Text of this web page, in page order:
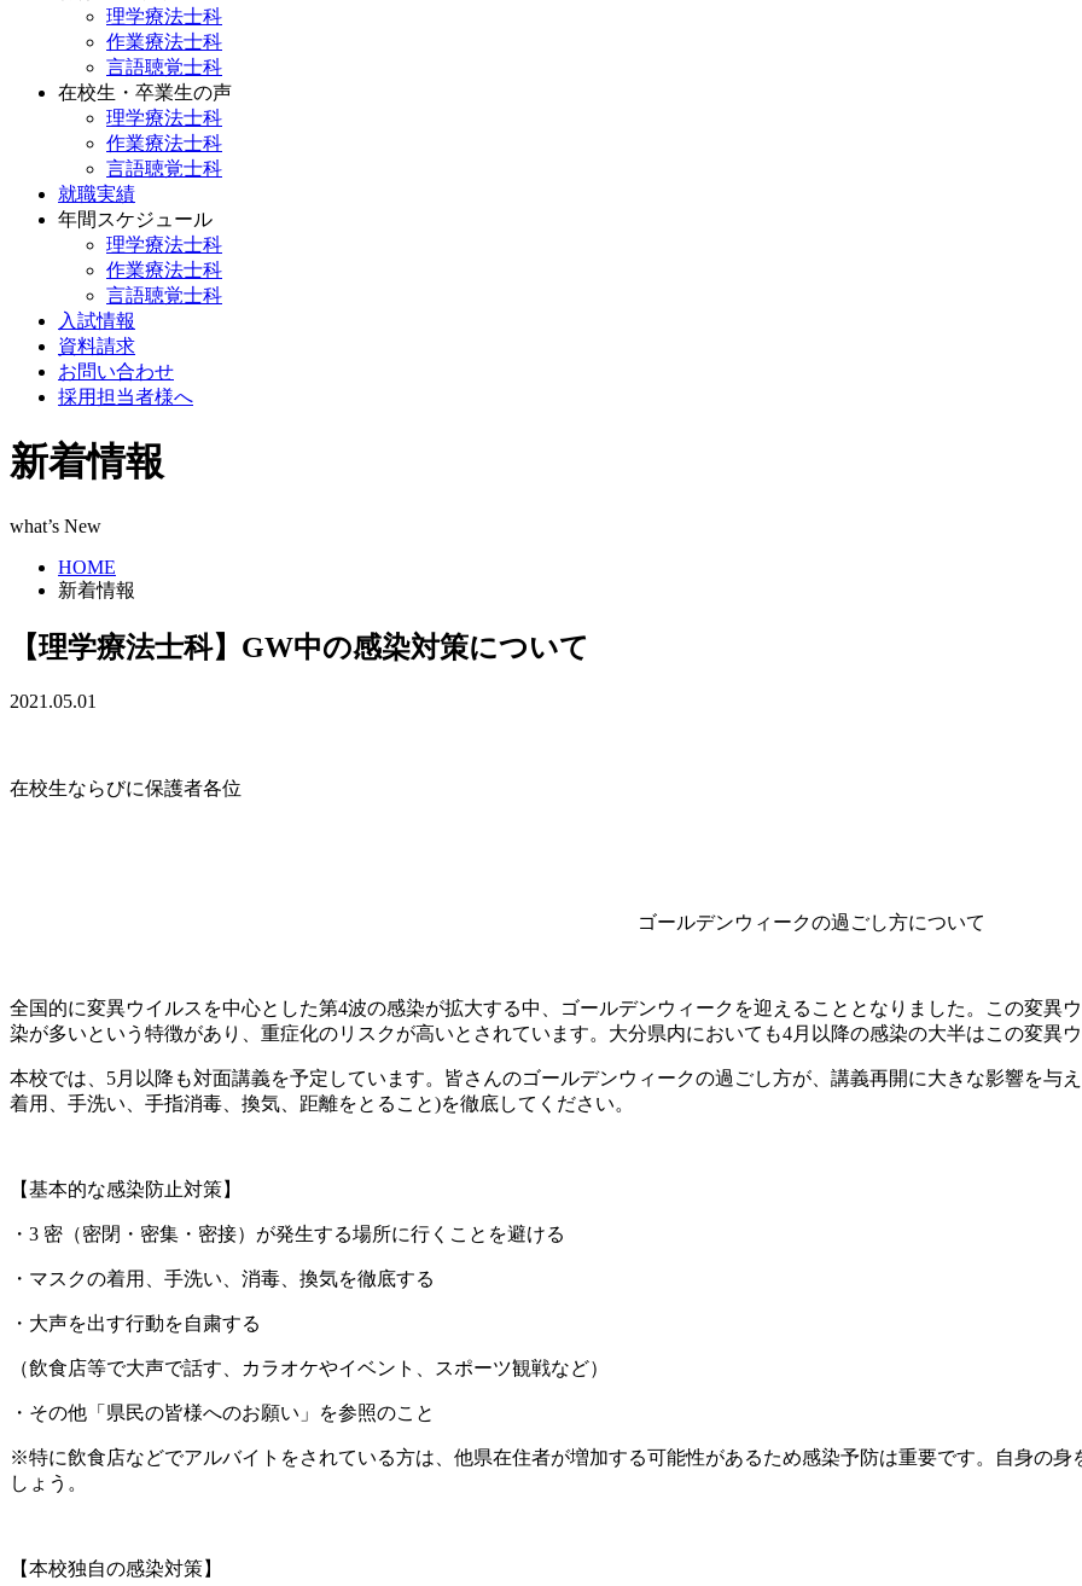
理学療法士科
作業療法士科
言語聴覚士科
在校生・卒業生の声
理学療法士科
作業療法士科
言語聴覚士科
就職実績
年間スケジュール
理学療法士科
作業療法士科
言語聴覚士科
入試情報
資料請求
お問い合わせ
採用担当者様へ
新着情報
what’s New
HOME
新着情報
【理学療法士科】GW中の感染対策について
2021.05.01
在校生ならびに保護者各位
ゴールデンウィークの過ごし方について
全国的に変異ウイルスを中心とした第4波の感染が拡大する中、ゴールデンウィークを迎えることとなりました。この変異
染が多いという特徴があり、重症化のリスクが高いとされています。大分県内においても4月以降の感染の大半はこの変異
本校では、5月以降も対面講義を予定しています。皆さんのゴールデンウィークの過ごし方が、講義再開に大きな影響を与
着用、手洗い、手指消毒、換気、距離をとること)を徹底してください。
【基本的な感染防止対策】
・3 密（密閉・密集・密接）が発生する場所に行くことを避ける
・マスクの着用、手洗い、消毒、換気を徹底する
・大声を出す行動を自粛する
（飲食店等で大声で話す、カラオケやイベント、スポーツ観戦など）
・その他「県民の皆様へのお願い」を参照のこと
※特に飲食店などでアルバイトをされている方は、他県在住者が増加する可能性があるため感染予防は重要です。自身の
しょう。
【本校独自の感染対策】